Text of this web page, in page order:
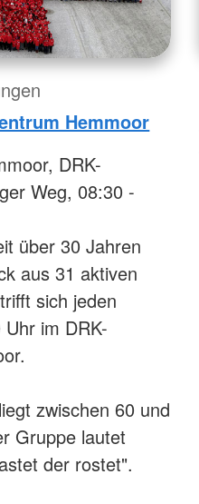
Hemmoor
DRK-
Weg, 08:30 -
über 30 Jahren
aus 31 aktiven
sich jeden
im DRK-
zwischen 60 und
Gruppe lautet
der rostet".